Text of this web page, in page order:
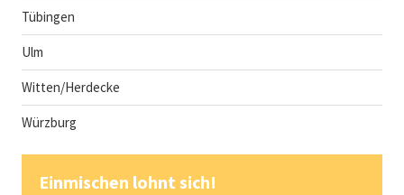
Tübingen
Ulm
Witten/Herdecke
Würzburg
Einmischen lohnt sich!